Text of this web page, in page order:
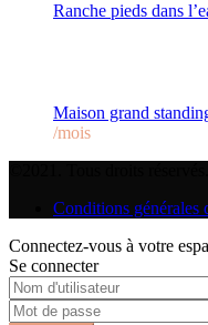
Ranche pieds dans
Maison grand
/mois
Conditions générales
Connectez-vous à votre
Se connecter